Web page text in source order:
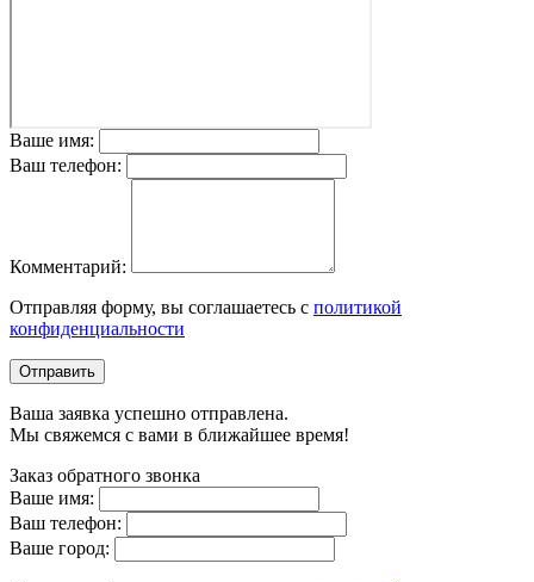
Ваше имя:
Ваш телефон:
Комментарий:
Отправляя форму, вы соглашаетесь с политикой
конфиденциальности
Отправить
Ваша заявка успешно отправлена.
Мы свяжемся с вами в ближайшее время!
Заказ обратного звонка
Ваше имя:
Ваш телефон:
Ваше город: